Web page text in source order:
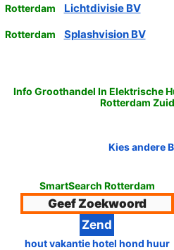
Rotterdam Lichtdivisie BV
Rotterdam Splashvision BV
Info Groothandel In Elektrische
Rotterdam
Kies andere
SmartSearch Rotterdam
hout vakantie hotel hond huur